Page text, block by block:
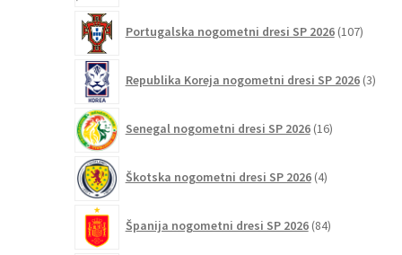
Portugalska nogometni dresi SP 2026 107
Republika Koreja nogometni dresi SP 2026 3
Senegal nogometni dresi SP 2026 16izdelkov
Škotska nogometni dresi SP 2026 4izdelki
Španija nogometni dresi SP 2026 84izdelkov